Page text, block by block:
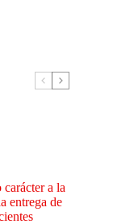
a la
entrega de